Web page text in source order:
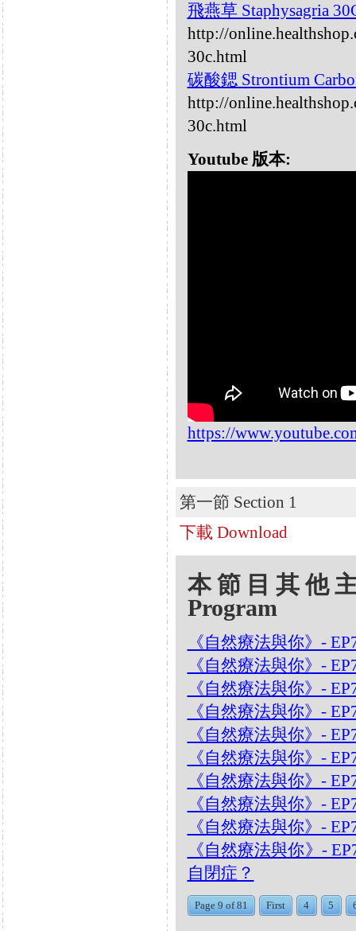
飛燕草 Staphysagria
http://
30c.html
碳酸鍶 Strontium
http://
30c.html
Youtube 版本:
https://
第一節 Section 1
下載 Download
本節目其他
Program
《自然療法與你》-
《自然療法與你》-
《自然療法與你》-
《自然療法與你》-
《自然療法與你》-
《自然療法與你》-
《自然療法與你》-
《自然療法與你》-
《自然療法與你》-
《自然療法與你》-
自閉症？
Page 9 of 81 First 4 5